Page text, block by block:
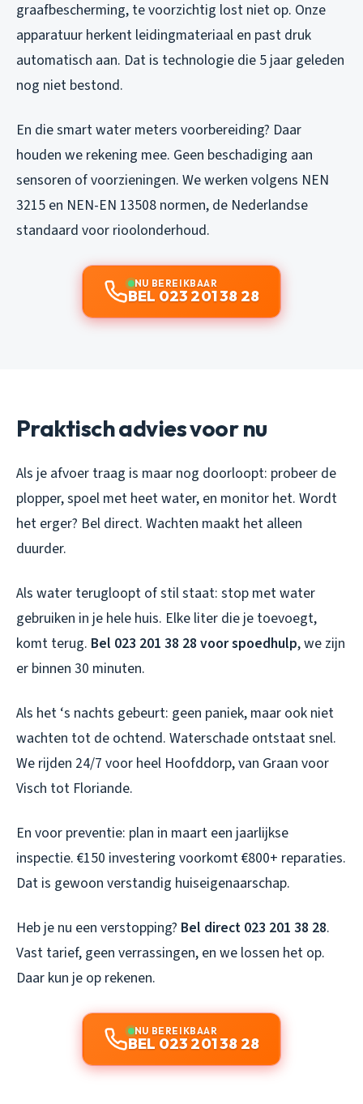
graafbescherming, te voorzichtig lost niet op. Onze
apparatuur herkent leidingmateriaal en past druk
automatisch aan. Dat is technologie die 5 jaar geleden
nog niet bestond.
En die smart water meters voorbereiding? Daar
houden we rekening mee. Geen beschadiging aan
sensoren of voorzieningen. We werken volgens NEN
3215 en NEN-EN 13508 normen, de Nederlandse
standaard voor rioolonderhoud.
NU BEREIKBAAR
BEL 023 201 38 28
Praktisch advies voor nu
Als je afvoer traag is maar nog doorloopt: probeer de
plopper, spoel met heet water, en monitor het. Wordt
het erger? Bel direct. Wachten maakt het alleen
duurder.
Als water terugloopt of stil staat: stop met water
gebruiken in je hele huis. Elke liter die je toevoegt,
komt terug. Bel 023 201 38 28 voor spoedhulp, we zijn
er binnen 30 minuten.
Als het ‘s nachts gebeurt: geen paniek, maar ook niet
wachten tot de ochtend. Waterschade ontstaat snel.
We rijden 24/7 voor heel Hoofddorp, van Graan voor
Visch tot Floriande.
En voor preventie: plan in maart een jaarlijkse
inspectie. €150 investering voorkomt €800+ reparaties.
Dat is gewoon verstandig huiseigenaarschap.
Heb je nu een verstopping? Bel direct 023 201 38 28.
Vast tarief, geen verrassingen, en we lossen het op.
Daar kun je op rekenen.
NU BEREIKBAAR
BEL 023 201 38 28